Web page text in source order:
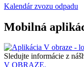
Kalendár zvozu odpadu
Mobilná
Sledujte informácie z
V OBRAZE.